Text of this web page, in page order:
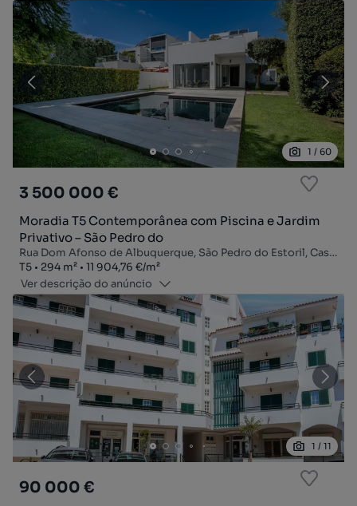
1 / 60
3 500 000 €
Moradia T5 Contemporânea com Piscina e Jardim
Privativo – São Pedro do
Rua Dom Afonso de Albuquerque, São Pedro do Estoril, Cascais e Estoril, Cascais, Lisboa
Tipologia
T5
Zona294 m²
Preço por metro quadrado
11 904,76 €/m²
Ver descrição do anúncio
1 / 11
90 000 €